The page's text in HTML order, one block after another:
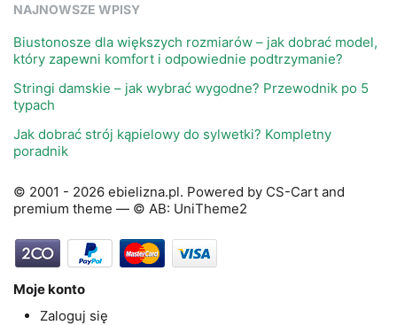
NAJNOWSZE WPISY
Biustonosze dla większych rozmiarów – jak dobrać model,
który zapewni komfort i odpowiednie podtrzymanie?
Stringi damskie – jak wybrać wygodne? Przewodnik po 5
typach
Jak dobrać strój kąpielowy do sylwetki? Kompletny
poradnik
© 2001 - 2026 ebielizna.pl. Powered by CS-Cart and
premium theme — © AB: UniTheme2
Moje konto
Zaloguj się